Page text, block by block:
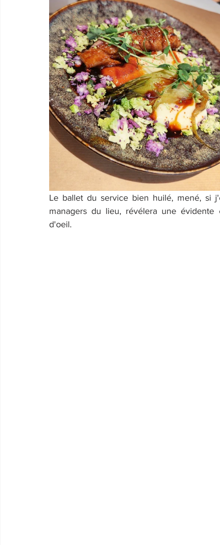
Le ballet du service bien huilé, mené, si
managers du lieu, révélera une
d'oeil.